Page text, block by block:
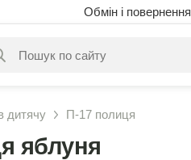
Обмін і повернення
дитячу П-17 полиця
яблуня